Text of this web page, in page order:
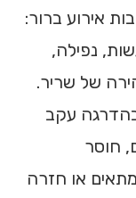
אירוע ברור:
נפילה,
של שריר.
עקב
חוסר
או חזרה